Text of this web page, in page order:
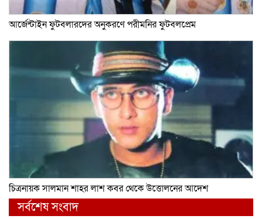
আর্জেন্টাইন ফুটবলারদের অনুকরণে পরীমনির ফুটবলপ্রেম
চিত্রনায়ক সালমান শাহর লাশ কবর থেকে উত্তোলনের আদেশ
সর্বশেষ সংবাদ